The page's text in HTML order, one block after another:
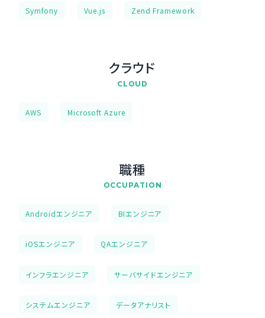
Symfony Vue.js Zend Framework
クラウド
CLOUD
AWS Microsoft Azure
職種
OCCUPATION
Androidエンジニア BIエンジニア
iOSエンジニア QAエンジニア
インフラエンジニア サーバサイドエンジニア
システムエンジニア データアナリスト